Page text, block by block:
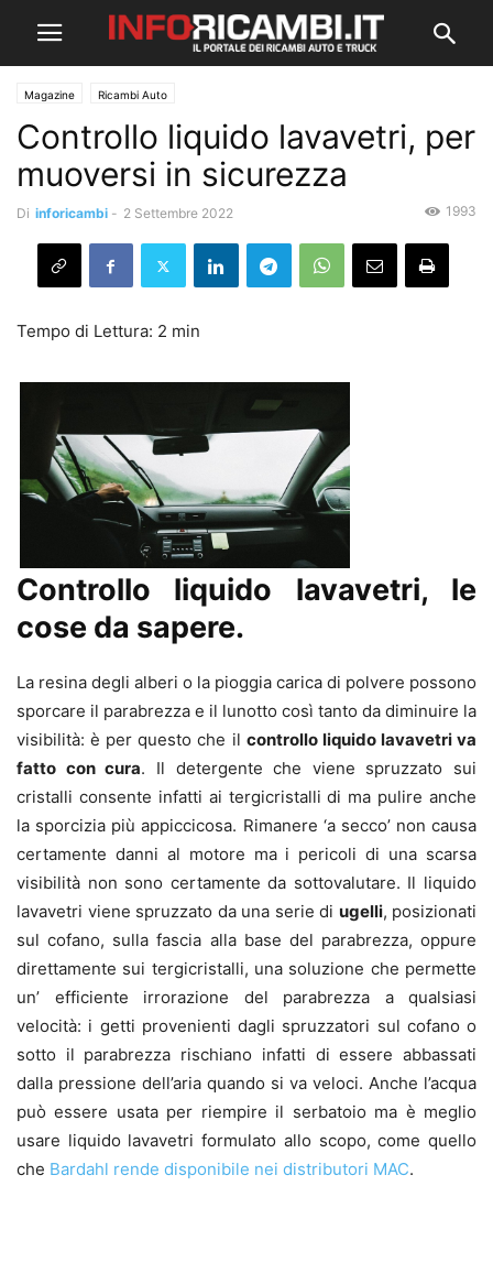
Magazine Ricambi Auto
Controllo liquido lavavetri, per
muoversi in sicurezza
Di inforicambi - 2 Settembre 2022 1993
Controllo liquido lavavetri, le
cose da sapere.
La resina degli alberi o la pioggia carica di polvere possono
sporcare il parabrezza e il lunotto così tanto da diminuire la
visibilità: è per questo che il controllo liquido lavavetri va
fatto con cura. Il detergente che viene spruzzato sui
cristalli consente infatti ai tergicristalli di ma pulire anche
la sporcizia più appiccicosa. Rimanere ‘a secco’ non causa
certamente danni al motore ma i pericoli di una scarsa
visibilità non sono certamente da sottovalutare. Il liquido
lavavetri viene spruzzato da una serie di ugelli, posizionati
sul cofano, sulla fascia alla base del parabrezza, oppure
direttamente sui tergicristalli, una soluzione che permette
un’ efficiente irrorazione del parabrezza a qualsiasi
velocità: i getti provenienti dagli spruzzatori sul cofano o
sotto il parabrezza rischiano infatti di essere abbassati
dalla pressione dell’aria quando si va veloci. Anche l’acqua
può essere usata per riempire il serbatoio ma è meglio
usare liquido lavavetri formulato allo scopo, come quello
che Bardahl rende disponibile nei distributori MAC.